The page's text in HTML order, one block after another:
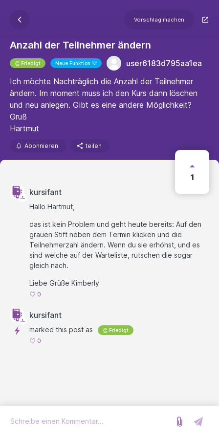
Vorschlag machen
Anzahl der Teilnehmer ändern
👏 Erledigt Neue Funktion 💡
user6183d795aa1ea
Ich möchte Nachträglich die Anzahl der Teilnehmer
ändern. Im moment muss ich den Kurs dann löschen
und neu anlegen. Gibt es eine andere Möglichkeit?
Gruß
Hartmut
Abonnieren teilen
1
kursifant
Hallo Hartmut,
das ist kein Problem und geht heute bereits: Auf den
grauen Stift neben dem Termin klicken und die
Teilnehmerzahl ändern. Wenn du sie erhöhst, und es
sind welche auf der Warteliste, rutschen die sogar
gleich nach.
Liebe Grüße Kimberly
0
kursifant
marked this post as 👏 Erledigt
0